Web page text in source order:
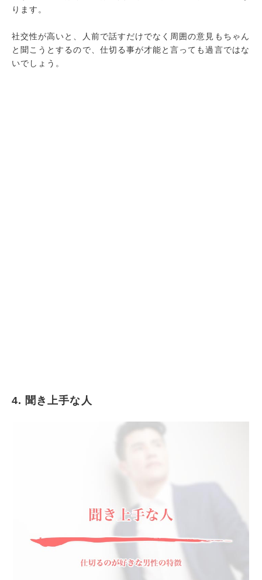
ります。
社交性が高いと、人前で話すだけでなく周囲の意見もちゃん
と聞こうとするので、仕切る事が才能と言っても過言ではな
いでしょう。
4. 聞き上手な人